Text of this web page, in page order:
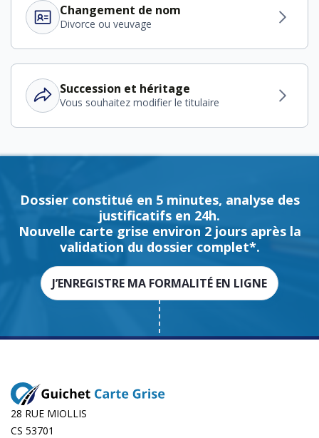
Changement de nom
Divorce ou veuvage
Succession et héritage
Vous souhaitez modifier le titulaire
Dossier constitué en 5 minutes, analyse des
justificatifs en 24h.
Nouvelle carte grise environ 2 jours après la
validation du dossier complet*.
J’ENREGISTRE MA FORMALITÉ EN LIGNE
28 RUE MIOLLIS
CS 53701